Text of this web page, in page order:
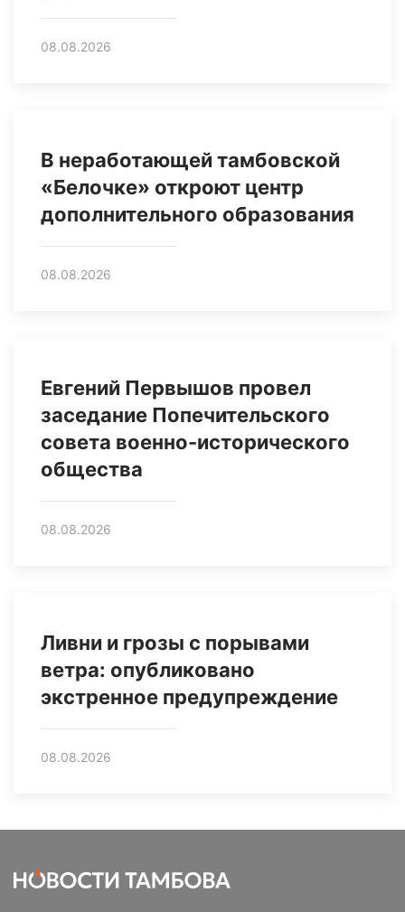
08.08.2026
В неработающей тамбовской
«Белочке» откроют центр
дополнительного образования
08.08.2026
Евгений Первышов провел
заседание Попечительского
совета военно-исторического
общества
08.08.2026
Ливни и грозы с порывами
ветра: опубликовано
экстренное предупреждение
08.08.2026